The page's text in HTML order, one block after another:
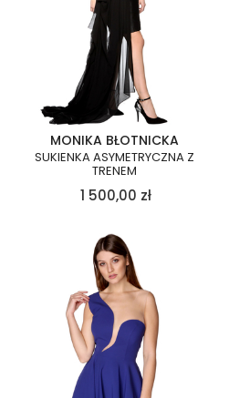
MONIKA BŁOTNICKA
SUKIENKA ASYMETRYCZNA Z
TRENEM
1 500,00 zł